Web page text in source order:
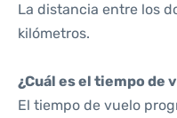
La distancia entre los
kilómetros.
¿Cuál es el tiempo de
El tiempo de vuelo